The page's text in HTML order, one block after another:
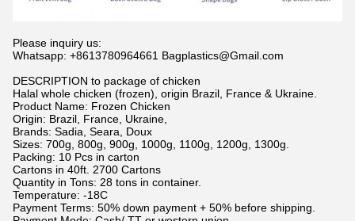
Please inquiry us:
Whatsapp: +8613780964661 Bagplastics@Gmail.com
DESCRIPTION to package of chicken
Halal whole chicken (frozen), origin Brazil, France & Ukraine.
Product Name: Frozen Chicken
Origin: Brazil, France, Ukraine,
Brands: Sadia, Seara, Doux
Sizes: 700g, 800g, 900g, 1000g, 1100g, 1200g, 1300g.
Packing: 10 Pcs in carton
Cartons in 40ft. 2700 Cartons
Quantity in Tons: 28 tons in container.
Temperature: -18C
Payment Terms: 50% down payment + 50% before shipping.